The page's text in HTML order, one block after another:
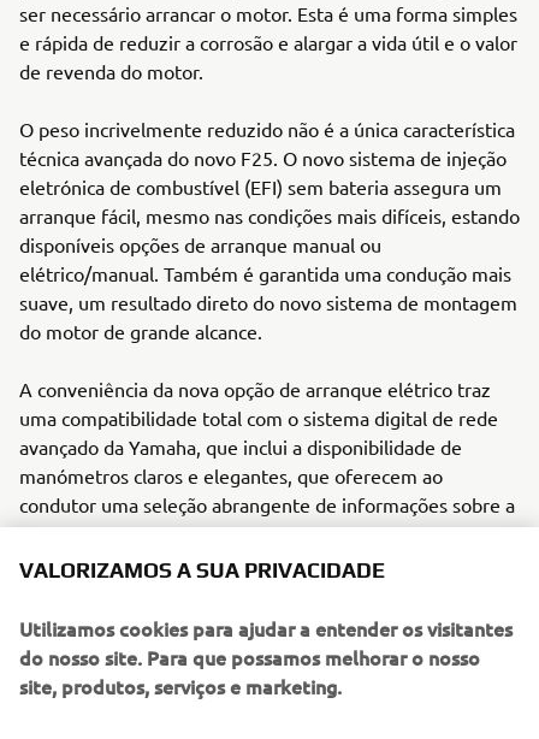
ser necessário arrancar o motor. Esta é uma forma simples
e rápida de reduzir a corrosão e alargar a vida útil e o valor
de revenda do motor.
O peso incrivelmente reduzido não é a única característica
técnica avançada do novo F25. O novo sistema de injeção
eletrónica de combustível (EFI) sem bateria assegura um
arranque fácil, mesmo nas condições mais difíceis, estando
disponíveis opções de arranque manual ou
elétrico/manual. Também é garantida uma condução mais
suave, um resultado direto do novo sistema de montagem
do motor de grande alcance.
A conveniência da nova opção de arranque elétrico traz
uma compatibilidade total com o sistema digital de rede
avançado da Yamaha, que inclui a disponibilidade de
manómetros claros e elegantes, que oferecem ao
condutor uma seleção abrangente de informações sobre a
performance do motor e de dados em execução, bem
como um nível de controlo mais preciso e descontraído.
O nosso manípulo multifunções é outra das opções
apelativas deste motor. Possui um controlo de mudanças
montado na frente de alcance fácil pelo condutor, um
punho robusto de grandes dimensões e um punho de
VALORIZAMOS A SUA PRIVACIDADE
Utilizamos cookies para ajudar a entender os visitantes
do nosso site. Para que possamos melhorar o nosso
site, produtos, serviços e marketing.